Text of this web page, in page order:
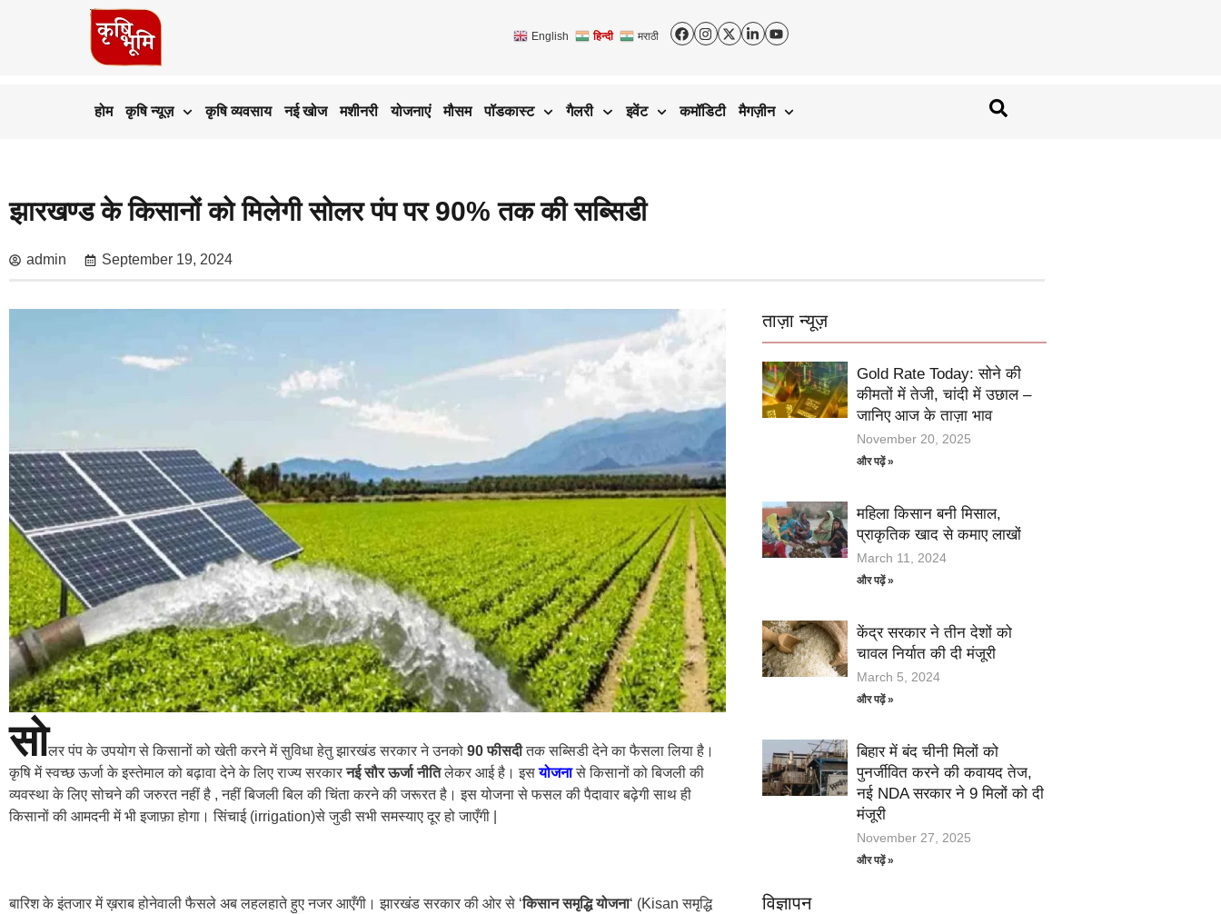
English हिन्दी मराठी
होम कृषि न्यूज़ कृषि व्यवसाय नई खोज मशीनरी योजनाएं मौसम पॉडकास्ट गैलरी इवेंट कमॉडिटी मैगज़ीन
झारखण्ड के किसानों को मिलेगी सोलर पंप पर 90% तक की सब्सिडी
admin September 19, 2024
सोलर पंप के उपयोग से किसानों को खेती करने में सुविधा हेतु झारखंड सरकार ने उनको 90 फीसदीतक सब्सिडी देने का फैसला लिया है।
कृषि में स्वच्छ ऊर्जा के इस्तेमाल को बढ़ावा देने के लिए राज्य सरकारनई सौर ऊर्जा नीतिलेकर आई है। इसयोजना से किसानों को बिजली की
व्यवस्था के लिए सोचने की जरुरत नहीं है , नहीं बिजली बिल की चिंता करने की जरूरत है। इस योजना से फसल की पैदावार बढ़ेगी साथ ही
किसानों की आमदनी में भी इजाफ़ा होगा। सिंचाई (irrigation)से जुडी सभी समस्याए दूर हो जाएँगी |
बारिश के इंतजार में ख़राब होनेवाली फैसले अब लहलहाते हुए नजर आएँगी। झारखंड सरकार की ओर से ‘किसान समृद्धि योजना‘ (Kisan समृद्धि
ताज़ा न्यूज़
Gold Rate Today: सोने की
कीमतों में तेजी, चांदी में उछाल –
जानिए आज के ताज़ा भाव
November 20, 2025
और पढ़ें »
महिला किसान बनी मिसाल,
प्राकृतिक खाद से कमाए लाखों
March 11, 2024
और पढ़ें »
केंद्र सरकार ने तीन देशों को
चावल निर्यात की दी मंजूरी
March 5, 2024
और पढ़ें »
बिहार में बंद चीनी मिलों को
पुनर्जीवित करने की कवायद तेज,
नई NDA सरकार ने 9 मिलों को दी
मंजूरी
November 27, 2025
और पढ़ें »
विज्ञापन